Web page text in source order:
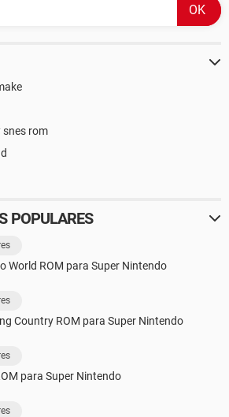
snes rom
POPULARES
World ROM para Super Nintendo
Country ROM para Super Nintendo
para Super Nintendo